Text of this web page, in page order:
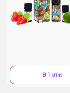
В 1 клік